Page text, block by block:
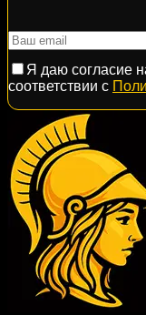
Я даю согласие
соответствии с